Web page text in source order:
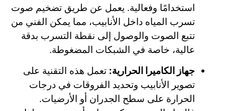
استخدامًا وفعالية. يعمل عن طريق تضخيم صوت
تسرب المياه داخل الأنابيب، مما يمكن الفني من
تتبع الصوت والوصول إلى نقطة التسرب بدقة
عالية، خاصة في الشبكات المضغوطة.
جهاز الكاميرا الحرارية: تعمل هذه التقنية على
تصوير الأنابيب وتحديد الفروقات في درجات
الحرارة على سطح الجدران أو الأرضيات.